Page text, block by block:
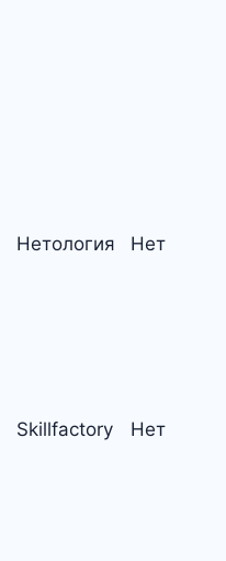
Нетология Нет
Skillfactory Нет